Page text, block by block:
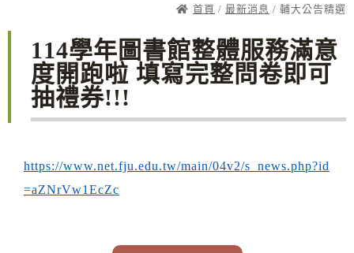
首頁 / 最新消息 / 輔大公告精選
114學年圖書館整體服務滿意
度開跑啦 填寫完整問卷即可
抽禮券!!!
https://www.net.fju.edu.tw/main/04v2/s_news.php?id
=aZNrVw1EcZc